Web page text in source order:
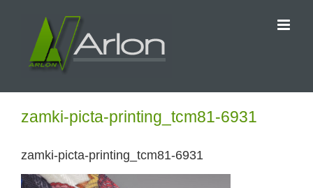
zawartości
zamki-picta-printing_tcm81-6931
zamki-picta-printing_tcm81-6931